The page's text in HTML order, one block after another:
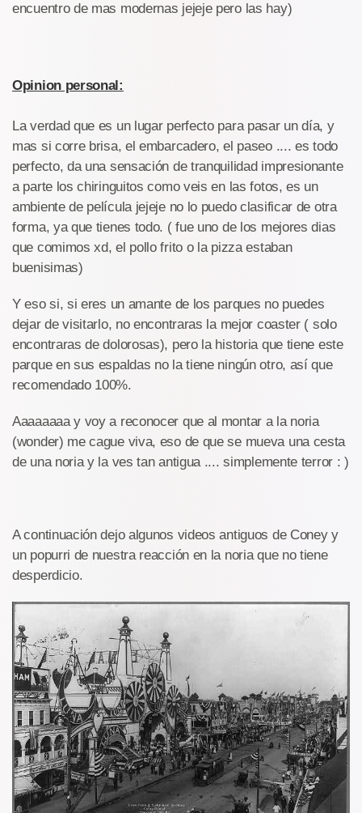
encuentro de mas modernas jejeje pero las hay)
Opinion personal:
La verdad que es un lugar perfecto para pasar un día, y
mas si corre brisa, el embarcadero, el paseo .... es todo
perfecto, da una sensación de tranquilidad impresionante
a parte los chiringuitos como veis en las fotos, es un
ambiente de película jejeje no lo puedo clasificar de otra
forma, ya que tienes todo. ( fue uno de los mejores dias
que comimos xd, el pollo frito o la pizza estaban
buenisimas)
Y eso si, si eres un amante de los parques no puedes
dejar de visitarlo, no encontraras la mejor coaster ( solo
encontraras de dolorosas), pero la historia que tiene este
parque en sus espaldas no la tiene ningún otro, así que
recomendado 100%.
Aaaaaaaa y voy a reconocer que al montar a la noria
(wonder) me cague viva, eso de que se mueva una cesta
de una noria y la ves tan antigua .... simplemente terror : )
A continuación dejo algunos videos antiguos de Coney y
un popurri de nuestra reacción en la noria que no tiene
desperdicio.